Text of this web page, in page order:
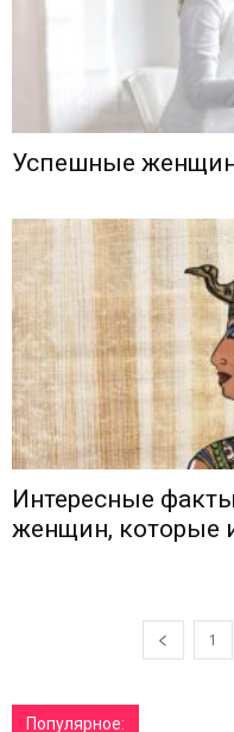
Успешные
Интересные
женщин, которые
1
Популярное: